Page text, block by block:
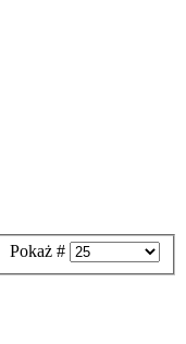
Pokaż #